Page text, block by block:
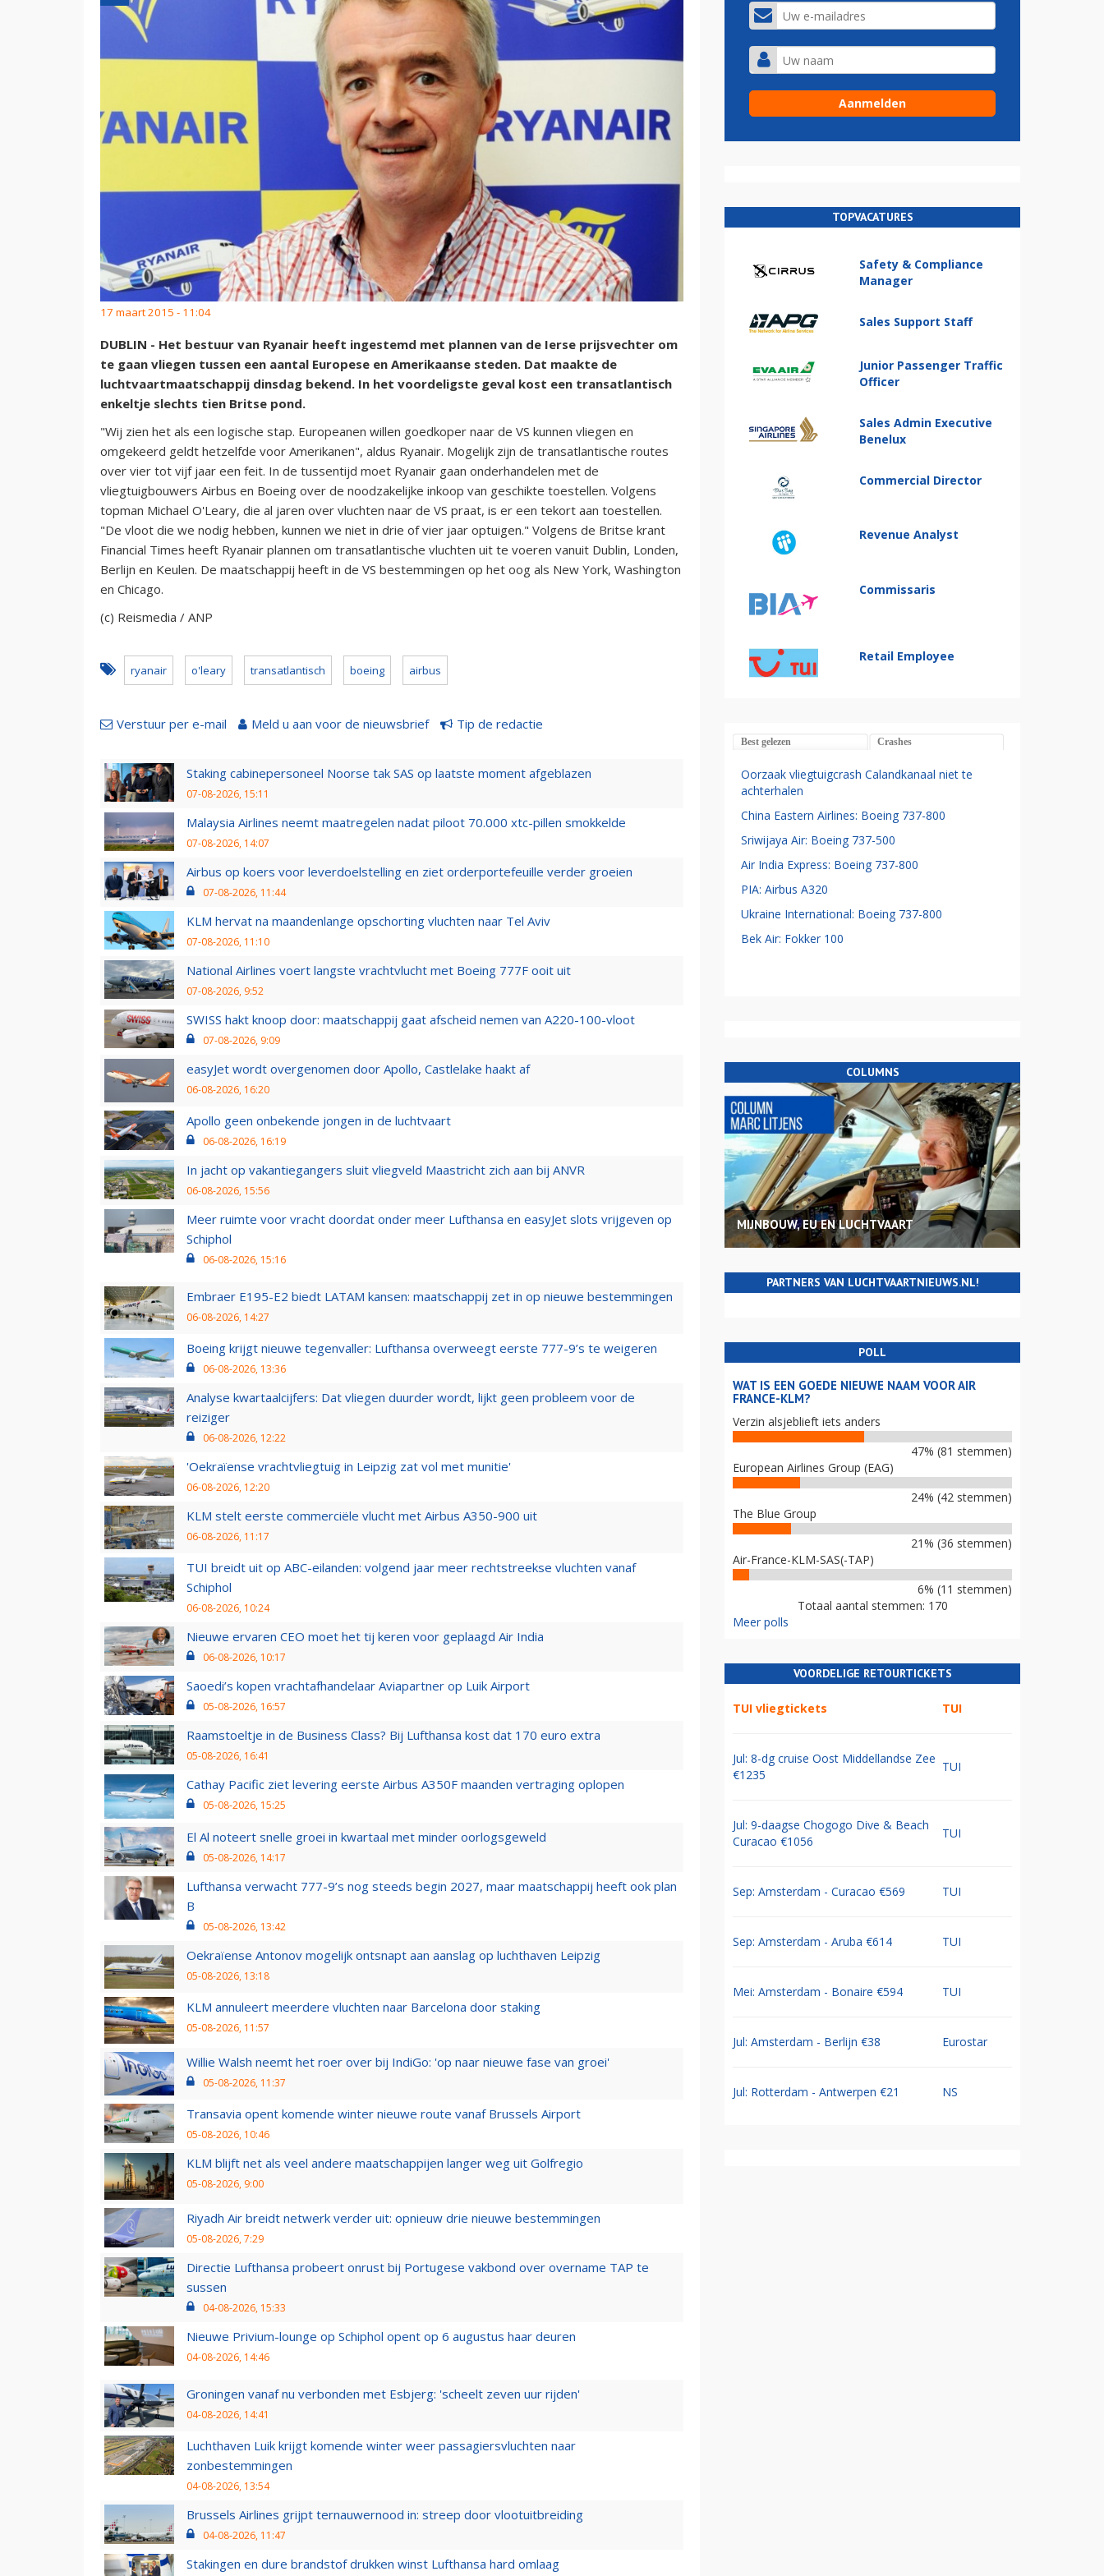
17 maart 2015 - 11:04
DUBLIN - Het bestuur van Ryanair heeft ingestemd met plannen van de Ierse prijsvechter om
te gaan vliegen tussen een aantal Europese en Amerikaanse steden. Dat maakte de
luchtvaartmaatschappij dinsdag bekend. In het voordeligste geval kost een transatlantisch
enkeltje slechts tien Britse pond.
"Wij zien het als een logische stap. Europeanen willen goedkoper naar de VS kunnen vliegen en
omgekeerd geldt hetzelfde voor Amerikanen", aldus Ryanair. Mogelijk zijn de transatlantische routes
over vier tot vijf jaar een feit. In de tussentijd moet Ryanair gaan onderhandelen met de
vliegtuigbouwers Airbus en Boeing over de noodzakelijke inkoop van geschikte toestellen. Volgens
topman Michael O'Leary, die al jaren over vluchten naar de VS praat, is er een tekort aan toestellen.
"De vloot die we nodig hebben, kunnen we niet in drie of vier jaar optuigen." Volgens de Britse krant
Financial Times heeft Ryanair plannen om transatlantische vluchten uit te voeren vanuit Dublin, Londen,
Berlijn en Keulen. De maatschappij heeft in de VS bestemmingen op het oog als New York, Washington
en Chicago.
(c) Reismedia / ANP
ryanair o'leary transatlantisch boeing airbus
Verstuur per e-mail Meld u aan voor de nieuwsbrief Tip de redactie
Staking cabinepersoneel Noorse tak SAS op laatste moment afgeblazen
07-08-2026, 15:11
Malaysia Airlines neemt maatregelen nadat piloot 70.000 xtc-pillen smokkelde
07-08-2026, 14:07
Airbus op koers voor leverdoelstelling en ziet orderportefeuille verder groeien
07-08-2026, 11:44
KLM hervat na maandenlange opschorting vluchten naar Tel Aviv
07-08-2026, 11:10
National Airlines voert langste vrachtvlucht met Boeing 777F ooit uit
07-08-2026, 9:52
SWISS hakt knoop door: maatschappij gaat afscheid nemen van A220-100-vloot
07-08-2026, 9:09
easyJet wordt overgenomen door Apollo, Castlelake haakt af
06-08-2026, 16:20
Apollo geen onbekende jongen in de luchtvaart
06-08-2026, 16:19
In jacht op vakantiegangers sluit vliegveld Maastricht zich aan bij ANVR
06-08-2026, 15:56
Meer ruimte voor vracht doordat onder meer Lufthansa en easyJet slots vrijgeven op
Schiphol
06-08-2026, 15:16
Embraer E195-E2 biedt LATAM kansen: maatschappij zet in op nieuwe bestemmingen
06-08-2026, 14:27
Boeing krijgt nieuwe tegenvaller: Lufthansa overweegt eerste 777-9’s te weigeren
06-08-2026, 13:36
Analyse kwartaalcijfers: Dat vliegen duurder wordt, lijkt geen probleem voor de
reiziger
06-08-2026, 12:22
'Oekraïense vrachtvliegtuig in Leipzig zat vol met munitie'
06-08-2026, 12:20
KLM stelt eerste commerciële vlucht met Airbus A350-900 uit
06-08-2026, 11:17
TUI breidt uit op ABC-eilanden: volgend jaar meer rechtstreekse vluchten vanaf
Schiphol
06-08-2026, 10:24
Nieuwe ervaren CEO moet het tij keren voor geplaagd Air India
06-08-2026, 10:17
Saoedi’s kopen vrachtafhandelaar Aviapartner op Luik Airport
05-08-2026, 16:57
Raamstoeltje in de Business Class? Bij Lufthansa kost dat 170 euro extra
05-08-2026, 16:41
Cathay Pacific ziet levering eerste Airbus A350F maanden vertraging oplopen
05-08-2026, 15:25
El Al noteert snelle groei in kwartaal met minder oorlogsgeweld
05-08-2026, 14:17
Lufthansa verwacht 777-9’s nog steeds begin 2027, maar maatschappij heeft ook plan
B
05-08-2026, 13:42
Oekraïense Antonov mogelijk ontsnapt aan aanslag op luchthaven Leipzig
05-08-2026, 13:18
KLM annuleert meerdere vluchten naar Barcelona door staking
05-08-2026, 11:57
Willie Walsh neemt het roer over bij IndiGo: 'op naar nieuwe fase van groei'
05-08-2026, 11:37
Transavia opent komende winter nieuwe route vanaf Brussels Airport
05-08-2026, 10:46
KLM blijft net als veel andere maatschappijen langer weg uit Golfregio
05-08-2026, 9:00
Riyadh Air breidt netwerk verder uit: opnieuw drie nieuwe bestemmingen
05-08-2026, 7:29
Directie Lufthansa probeert onrust bij Portugese vakbond over overname TAP te
sussen
04-08-2026, 15:33
Nieuwe Privium-lounge op Schiphol opent op 6 augustus haar deuren
04-08-2026, 14:46
Groningen vanaf nu verbonden met Esbjerg: 'scheelt zeven uur rijden'
04-08-2026, 14:41
Luchthaven Luik krijgt komende winter weer passagiersvluchten naar
zonbestemmingen
04-08-2026, 13:54
Brussels Airlines grijpt ternauwernood in: streep door vlootuitbreiding
04-08-2026, 11:47
Stakingen en dure brandstof drukken winst Lufthansa hard omlaag
TOPVACATURES
Safety & Compliance
Manager
Sales Support Staff
Junior Passenger Traffic
Officer
Sales Admin Executive
Benelux
Commercial Director
Revenue Analyst
Commissaris
Retail Employee
Best gelezen Crashes
Oorzaak vliegtuigcrash Calandkanaal niet te
achterhalen
China Eastern Airlines: Boeing 737-800
Sriwijaya Air: Boeing 737-500
Air India Express: Boeing 737-800
PIA: Airbus A320
Ukraine International: Boeing 737-800
Bek Air: Fokker 100
COLUMNS
MIJNBOUW, EU EN LUCHTVAART
PARTNERS VAN LUCHTVAARTNIEUWS.NL!
POLL
WAT IS EEN GOEDE NIEUWE NAAM VOOR AIR
FRANCE-KLM?
Verzin alsjeblieft iets anders
47% (81 stemmen)
European Airlines Group (EAG)
24% (42 stemmen)
The Blue Group
21% (36 stemmen)
Air-France-KLM-SAS(-TAP)
6% (11 stemmen)
Totaal aantal stemmen: 170
Meer polls
VOORDELIGE RETOURTICKETS
TUI vliegtickets TUI
Jul: 8-dg cruise Oost Middellandse Zee
€1235
TUI
Jul: 9-daagse Chogogo Dive & Beach
Curacao €1056
TUI
Sep: Amsterdam - Curacao €569 TUI
Sep: Amsterdam - Aruba €614 TUI
Mei: Amsterdam - Bonaire €594 TUI
Jul: Amsterdam - Berlijn €38 Eurostar
Jul: Rotterdam - Antwerpen €21 NS